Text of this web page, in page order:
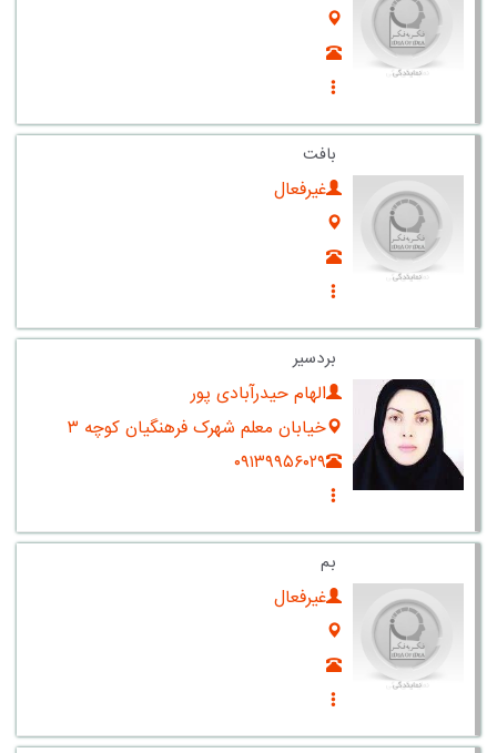
بافت
غیرفعال
بردسیر
الهام حیدرآبادی پور
خیابان معلم شهرک فرهنگیان کوچه ۳
۰۹۱۳۹۹۵۶۰۲۹
بم
غیرفعال